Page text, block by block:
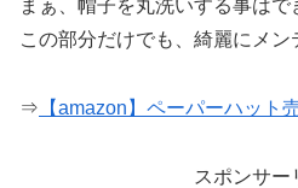
まぁ、帽子を丸洗いする事はで
この部分だけでも、綺麗にメン
⇒ 【amazon】ペーパーハット
スポンサー